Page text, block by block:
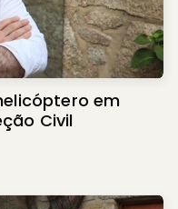
em
Civil